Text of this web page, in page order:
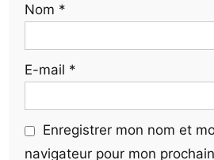
Nom *
E-mail *
Enregistrer mon nom et
navigateur pour mon